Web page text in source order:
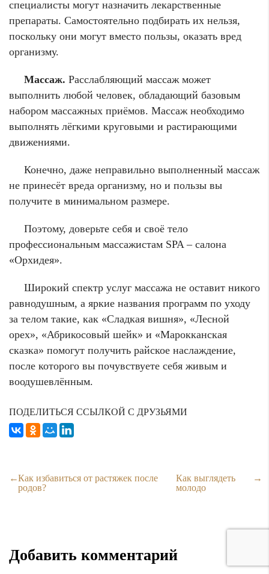
специалисты могут назначить лекарственные
препараты. Самостоятельно подбирать их нельзя,
поскольку они могут вместо пользы, оказать вред
организму.
Массаж. Расслабляющий массаж может
выполнить любой человек, обладающий базовым
набором массажных приёмов. Массаж необходимо
выполнять лёгкими круговыми и растирающими
движениями.
Конечно, даже неправильно выполненный массаж
не принесёт вреда организму, но и пользы вы
получите в минимальном размере.
Поэтому, доверьте себя и своё тело
профессиональным массажистам SPA – салона
«Орхидея».
Широкий спектр услуг массажа не оставит никого
равнодушным, а яркие названия программ по уходу
за телом такие, как «Сладкая вишня», «Лесной
орех», «Абрикосовый шейк» и «Марокканская
сказка» помогут получить райское наслаждение,
после которого вы почувствуете себя живым и
воодушевлённым.
ПОДЕЛИТЬСЯ ССЫЛКОЙ С ДРУЗЬЯМИ
Как избавиться от растяжек после
родов?
Как выглядеть
молодо
Добавить комментарий